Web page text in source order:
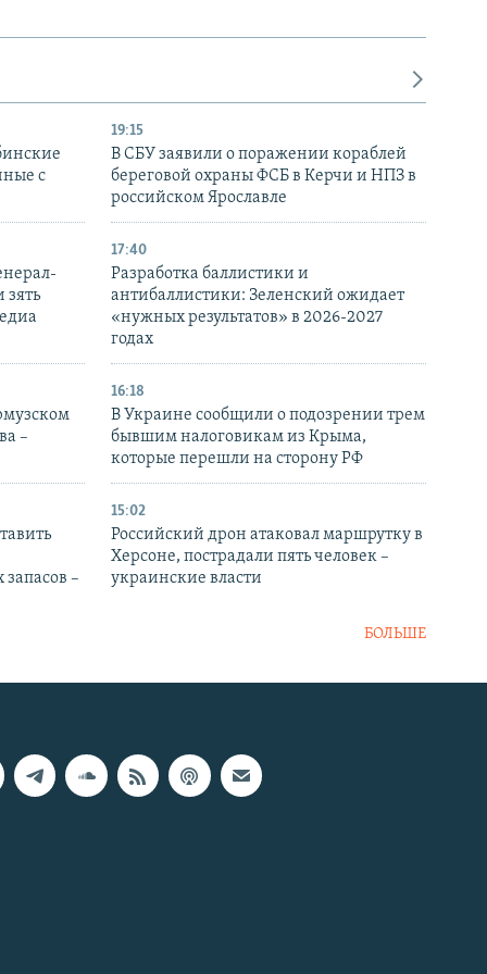
с
19:15
В СБУ заявили о поражении кораблей
береговой охраны ФСБ в Керчи и НПЗ в
российском Ярославле
17:40
Разработка баллистики и
антибаллистики: Зеленский ожидает
«нужных результатов» в 2026-2027
годах
–
16:18
В Украине сообщили о подозрении трем
бывшим налоговикам из Крыма,
которые перешли на сторону РФ
–
15:02
Российский дрон атаковал маршрутку в
Херсоне, пострадали пять человек –
украинские власти
БОЛЬШЕ